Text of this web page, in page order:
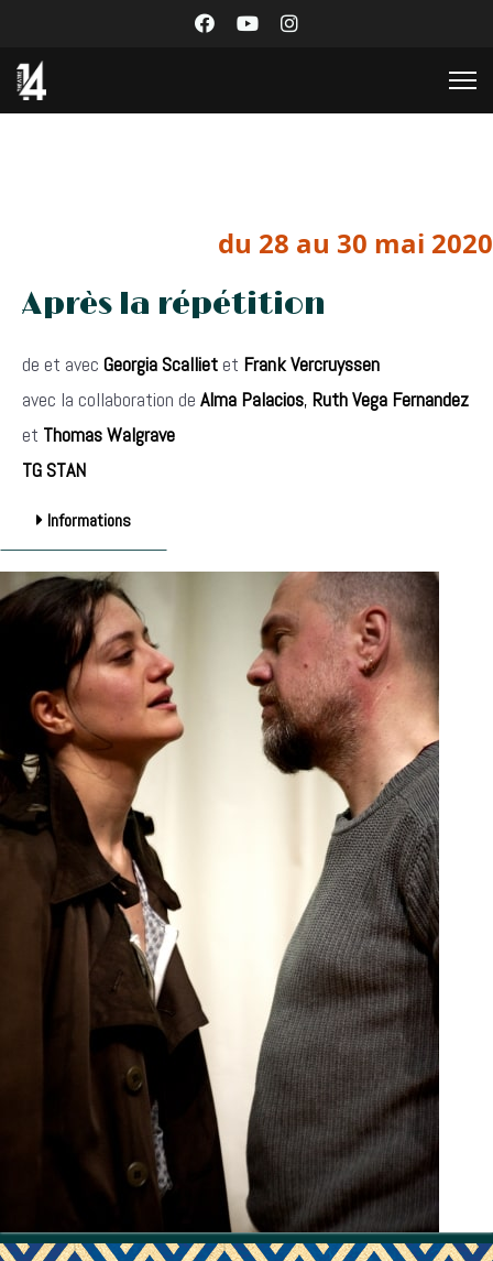
du 28 au 30 mai 2020
Après la répétition
de et avec Georgia Scalliet et Frank Vercruyssen
avec la collaboration de Alma Palacios, Ruth Vega Fernandez
et Thomas Walgrave
TG STAN
Informations